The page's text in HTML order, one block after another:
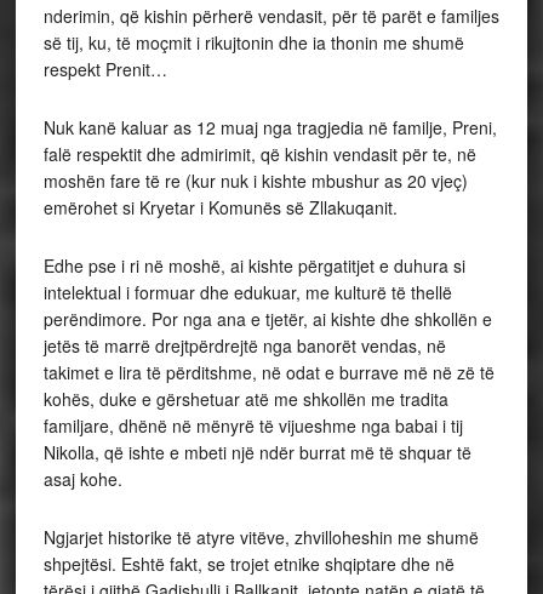
nderimin, që kishin përherë vendasit, për të parët e familjes
së tij, ku, të moçmit i rikujtonin dhe ia thonin me shumë
respekt Prenit…
Nuk kanë kaluar as 12 muaj nga tragjedia në familje, Preni,
falë respektit dhe admirimit, që kishin vendasit për te, në
moshën fare të re (kur nuk i kishte mbushur as 20 vjeç)
emërohet si Kryetar i Komunës së Zllakuqanit.
Edhe pse i ri në moshë, ai kishte përgatitjet e duhura si
intelektual i formuar dhe edukuar, me kulturë të thellë
perëndimore. Por nga ana e tjetër, ai kishte dhe shkollën e
jetës të marrë drejtpërdrejtë nga banorët vendas, në
takimet e lira të përditshme, në odat e burrave më në zë të
kohës, duke e gërshetuar atë me shkollën me tradita
familjare, dhënë në mënyrë të vijueshme nga babai i tij
Nikolla, që ishte e mbeti një ndër burrat më të shquar të
asaj kohe.
Ngjarjet historike të atyre vitëve, zhvilloheshin me shumë
shpejtësi. Eshtë fakt, se trojet etnike shqiptare dhe në